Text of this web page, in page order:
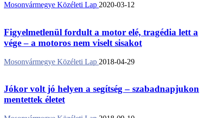
Mosonvármegye Közéleti Lap 2020-03-12
Figyelmetlenül fordult a motor elé, tragédia lett a
vége – a motoros nem viselt sisakot
Mosonvármegye Közéleti Lap 2018-04-29
Jókor volt jó helyen a segítség – szabadnapjukon
mentettek életet